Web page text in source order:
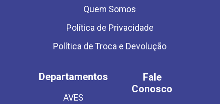
Quem Somos
Política de Privacidade
Política de Troca e Devolução
Departamentos
AVES
Fale
Conosco